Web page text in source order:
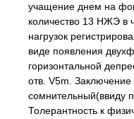
учащение днем на
количество 13 НЖЭ в
нагрузок
виде появления
горизонтальной
отв. V5m. Заключение
сомнительный(ввиду
Толерантность к